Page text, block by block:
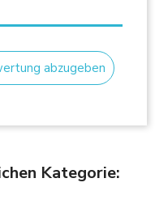
abzugeben
Kategorie: